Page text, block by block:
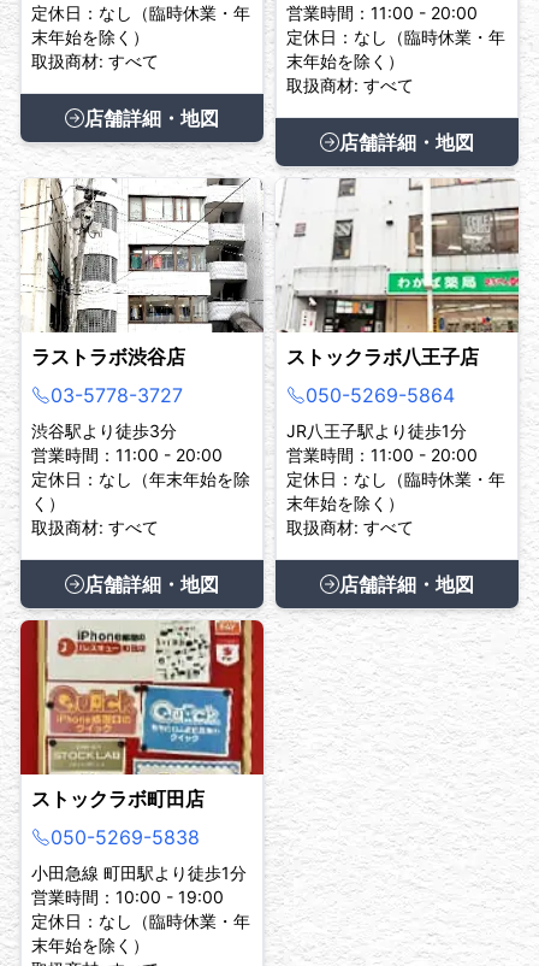
定休日：なし（臨時休業・年
末年始を除く）
取扱商材: すべて
店舗詳細・地図
営業時間：11:00 - 20:00
定休日：なし（臨時休業・年
末年始を除く）
取扱商材: すべて
店舗詳細・地図
ラストラボ渋谷店
03-5778-3727
渋谷駅より徒歩3分
営業時間：11:00 - 20:00
定休日：なし（年末年始を除
く）
取扱商材: すべて
店舗詳細・地図
ストックラボ八王子店
050-5269-5864
JR八王子駅より徒歩1分
営業時間：11:00 - 20:00
定休日：なし（臨時休業・年
末年始を除く）
取扱商材: すべて
店舗詳細・地図
ストックラボ町田店
050-5269-5838
小田急線 町田駅より徒歩1分
営業時間：10:00 - 19:00
定休日：なし（臨時休業・年
末年始を除く）